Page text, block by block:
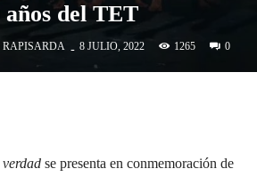
años del TET
RAPISARDA - 8 JULIO, 2022 1265 0
verdad se presenta en conmemoración de